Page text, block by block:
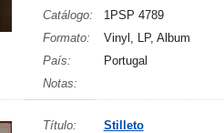
Catálogo:
1PSP 4789
Formato:
Vinyl, LP, Album
País:
Portugal
Notas:
Título:
Stilleto